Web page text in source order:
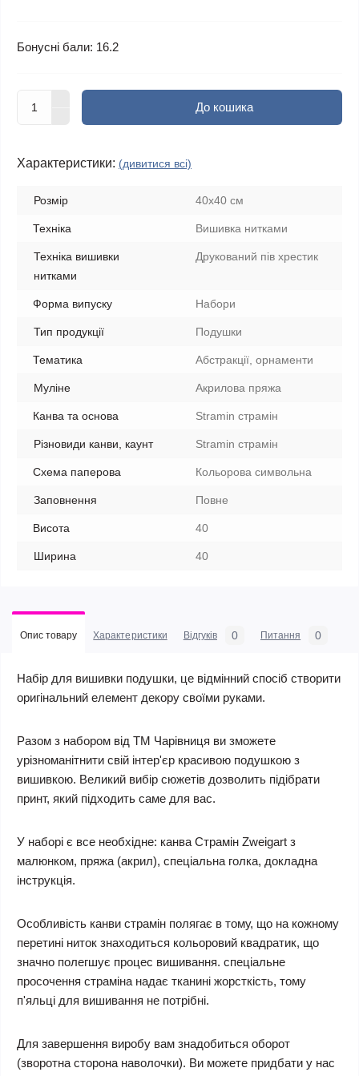
Бонусні бали: 16.2
До кошика
Характеристики: (дивитися всі)
Розмір 40х40 см
Техніка Вишивка нитками
Техніка вишивки
нитками
Друкований пів хрестик
Форма випуску Набори
Тип продукції Подушки
Тематика Абстракції, орнаменти
Муліне Акрилова пряжа
Канва та основа Stramin страмін
Різновиди канви, каунт Stramin страмін
Схема паперова Кольорова символьна
Заповнення Повне
Висота 40
Ширина 40
Опис товару Характеристики Відгуків 0 Питання 0
Набір для вишивки подушки, це відмінний спосіб створити
оригінальний елемент декору своїми руками.
Разом з набором від ТМ Чарівниця ви зможете
урізноманітнити свій інтер'єр красивою подушкою з
вишивкою. Великий вибір сюжетів дозволить підібрати
принт, який підходить саме для вас.
У наборі є все необхідне: канва Страмін Zweigart з
малюнком, пряжа (акрил), спеціальна голка, докладна
інструкція.
Особливість канви страмін полягає в тому, що на кожному
перетині ниток знаходиться кольоровий квадратик, що
значно полегшує процес вишивання. спеціальне
просочення страміна надає тканині жорсткість, тому
п'яльці для вишивання не потрібні.
Для завершення виробу вам знадобиться оборот
(зворотна сторона наволочки). Ви можете придбати у нас